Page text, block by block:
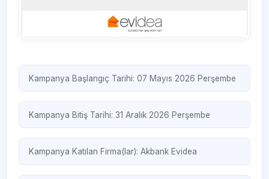
Kampanya Başlangıç Tarihi: 07 Mayıs 2026 Perşembe
Kampanya Bitiş Tarihi: 31 Aralık 2026 Perşembe
Kampanya Katılan Firma(lar):Akbank Evidea